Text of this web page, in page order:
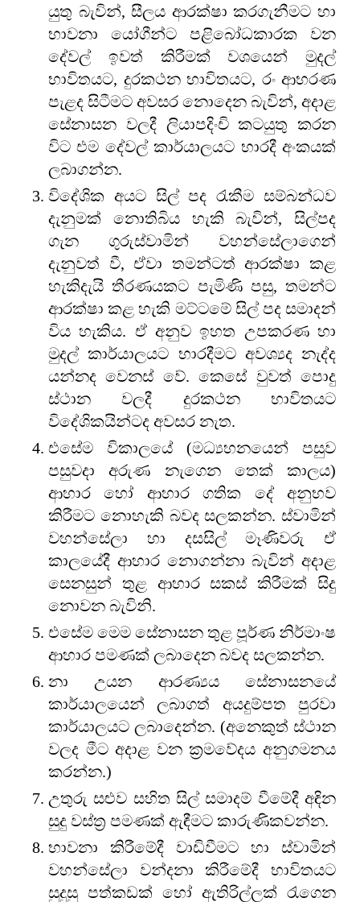
යුතු බැවින්, සීලය ආරක්ෂා කරගැනීමට හා
භාවනා යෝගීන්ට පළිබෝධකාරක වන
දේවල් ඉවත් කිරීමක් වශයෙන් මුදල්
භාවිතයට, දුරකථන භාවිතයට, රං ආභරණ
පැළද සිටීමට අවසර ‌නොදෙන බැවින්, අදාළ
සේනාසන වලදී ලියාපදිංචි කටයුතු කරන
විට එම දේවල් කාර්යාලයට භාරදී අංකයක්
ලබාගන්න.
විදේශික අයට සිල් පද රැකීම සම්බන්ධව
දැනුමක් නොතිබිය හැකි බැවින්, සිල්පද
ගැන ගුරුස්වාමින් වහන්සේලාගෙන්
දැනුවත් වී, ඒවා තමන්ටත් ආරක්ෂා කළ
හැකිදැයි තීරණයකට පැමිණි පසු, තමන්ට
ආරක්ෂා කළ හැකි මට්ටමේ සිල් පද සමාදන්
විය හැකිය. ඒ අනුව ඉහත උපකරණ හා
මුදල් කාර්යාලයට භාරදීමට අවශ්‍යද නැද්ද
යන්නද වෙනස් වේ. කෙසේ වුවත් පොදු
ස්ථාන වලදී දුරකථන භාවිතයට
විදේශිකයින්ටද අවසර නැත.
එසේම විකාලයේ (මධ්‍යහනයෙන් පසුව
පසුවදා අරුණ නැගෙන තෙක් කාලය)
ආහාර හෝ ආහාර ගතික දේ අනුභව
කිරීමට නොහැකි බවද සලකන්න. ස්වාමින්
වහන්සේලා හා දසසිල් මෑණිවරු ඒ
කාලයේදී ආහාර නොගන්නා බැවින් අදාළ
සෙනසුන් තුළ ආහාර සකස් කිරීමක් සිදු
නොවන බැවිනි.
එසේම මෙම සේනාසන තුළ පූර්ණ නිර්මාංෂ
ආහාර පමණක් ලබාදෙන බවද සලකන්න.
නා උයන ආරණ්‍යය සේනාසනයේ
කාර්යාලයෙන් ලබාගත් අයදුම්පත පුරවා
කාර්යාලයට ලබාදෙන්න. (අනෙකුත් ස්ථාන
වලද මීට අදාළ වන ක්‍රමවේදය අනුගමනය
කරන්න.)
උතුරු සළුව සහිත සිල් සමාදම් වීමේදී අඳින
සුදු වස්ත්‍ර පමණක් ඇඳීමට කාරුණිකවන්න.
භාවනා කිරීමේදී වාඩිවීමට හා ස්වාමින්
වහන්සේලා වන්දනා කිරීමේදී භාවිතයට
සුදුසු පත්කඩක් හෝ ඇතිරිල්ලක් රැගෙන